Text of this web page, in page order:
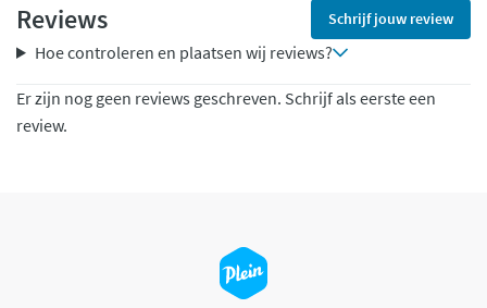
Reviews Schrijf jouw review
Hoe controleren en plaatsen wij reviews?
Er zijn nog geen reviews geschreven. Schrijf als eerste een
review.